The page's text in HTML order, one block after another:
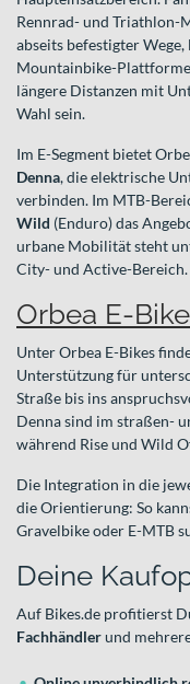
Rennrad- und Triathlon-
abseits befestigter
Mountainbike-
längere Distanzen mit
Wahl sein.
Im E-Segment bietet
Denna, die elektrische
verbinden. Im MTB-
Wild (Enduro) das
urbane Mobilität steht
City- und Active-Bereich.
Orbea E-
Unter Orbea E-Bikes
Unterstützung für
Straße bis ins
Denna sind im straßen-
während Rise und Wild
Die Integration in die
die Orientierung: So
Gravelbike oder E-MTB
Deine
Auf Bikes.de profitierst
Fachhändlerund